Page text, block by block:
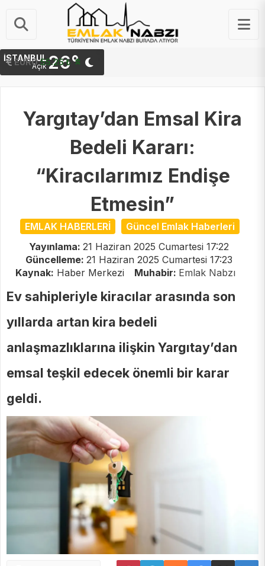
STERLIN 64.48 ₺
İSTANBUL
Açık26°
Yargıtay’dan Emsal Kira
Bedeli Kararı:
“Kiracılarımız Endişe
Etmesin”
EMLAK HABERLERİ
Güncel Emlak Haberleri
Yayınlama: 21 Haziran 2025 Cumartesi 17:22
Güncelleme: 21 Haziran 2025 Cumartesi 17:23
Kaynak: Haber Merkezi Muhabir: Emlak Nabzı
Ev sahipleriyle kiracılar arasında son
yıllarda artan kira bedeli
anlaşmazlıklarına ilişkin Yargıtay’dan
emsal teşkil edecek önemli bir karar
geldi.